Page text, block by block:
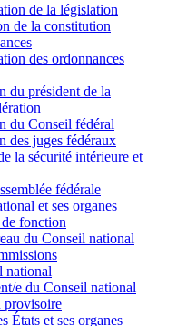
de la législation
de la constitution
des ordonnances
du président de la
du Conseil fédéral
des juges fédéraux
la sécurité intérieure et
fédérale
et ses organes
fonction
du Conseil national
national
e du Conseil national
provisoire
États et ses organes